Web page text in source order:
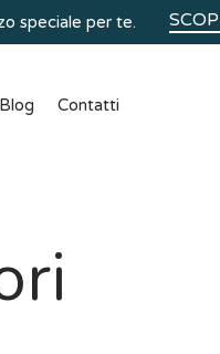
speciale per te.
Blog Contatti